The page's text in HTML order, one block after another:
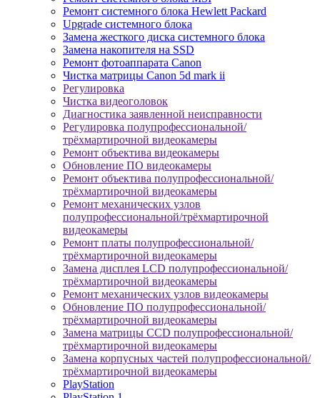
Ремонт системного блока Hewlett Packard
Upgrade системного блока
Замена жесткого диска системного блока
Замена накопителя на SSD
Ремонт фотоаппарата Canon
Чистка матрицы Canon 5d mark ii
Регулировка
Чистка видеоголовок
Диагностика заявленной неисправности
Регулировка полупрофессиональной/
трёхмартирочной видеокамеры
Ремонт объектива видеокамеры
Обновление ПО видеокамеры
Ремонт объектива полупрофессиональной/
трёхмартирочной видеокамеры
Ремонт механических узлов
полупрофессиональной/трёхмартирочной
видеокамеры
Ремонт платы полупрофессиональной/
трёхмартирочной видеокамеры
Замена дисплея LCD полупрофессиональной/
трёхмартирочной видеокамеры
Ремонт механических узлов видеокамеры
Обновление ПО полупрофессиональной/
трёхмартирочной видеокамеры
Замена матрицы CCD полупрофессиональной/
трёхмартирочной видеокамеры
Замена корпусных частей полупрофессиональной/
трёхмартирочной видеокамеры
PlayStation